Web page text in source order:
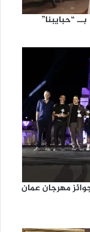
“حبايبنا”
مهرجان عمان